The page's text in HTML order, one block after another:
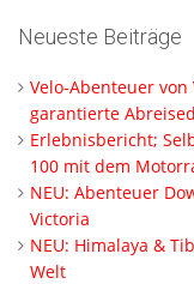
Neueste Beiträge
Velo-Abenteuer
garantierte
Erlebnisbericht;
100 mit dem
NEU: Abenteuer
Victoria
NEU: Himalaya &
Welt